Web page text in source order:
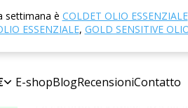
settimana è COLDET OLIO ESSENZIALE
ESSENZIALE, GOLD SENSITIVE
E-shopBlogRecensioniContatto
Casa
Spugne di Konjac